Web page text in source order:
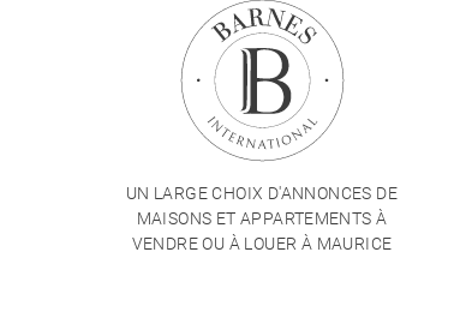
UN LARGE CHOIX D'ANNONCES DE
MAISONS ET APPARTEMENTS À
VENDRE OU À LOUER À MAURICE